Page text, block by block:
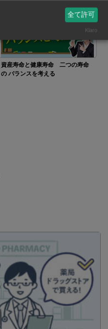
資産寿命と健康寿命 二つの寿命
の バランスを考える
全て許可
Klaro